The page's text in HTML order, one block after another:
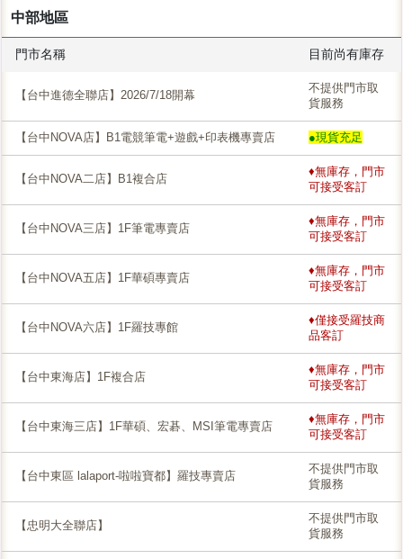
中部地區
門市名稱 目前尚有庫存
【台中進德全聯店】2026/7/18開幕
不提供門市取
貨服務
【台中NOVA店】B1電競筆電+遊戲+印表機專賣店 ●現貨充足
【台中NOVA二店】B1複合店
♦無庫存，門市
可接受客訂
【台中NOVA三店】1F筆電專賣店
♦無庫存，門市
可接受客訂
【台中NOVA五店】1F華碩專賣店
♦無庫存，門市
可接受客訂
【台中NOVA六店】1F羅技專館
♦僅接受羅技商
品客訂
【台中東海店】1F複合店
♦無庫存，門市
可接受客訂
【台中東海三店】1F華碩、宏碁、MSI筆電專賣店
♦無庫存，門市
可接受客訂
【台中東區 lalaport-啦啦寶都】羅技專賣店
不提供門市取
貨服務
【忠明大全聯店】
不提供門市取
貨服務